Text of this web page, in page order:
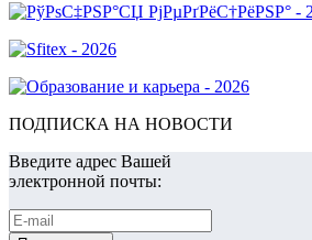
ПОДПИСКА НА НОВОСТИ
Введите адрес Вашей
электронной почты: